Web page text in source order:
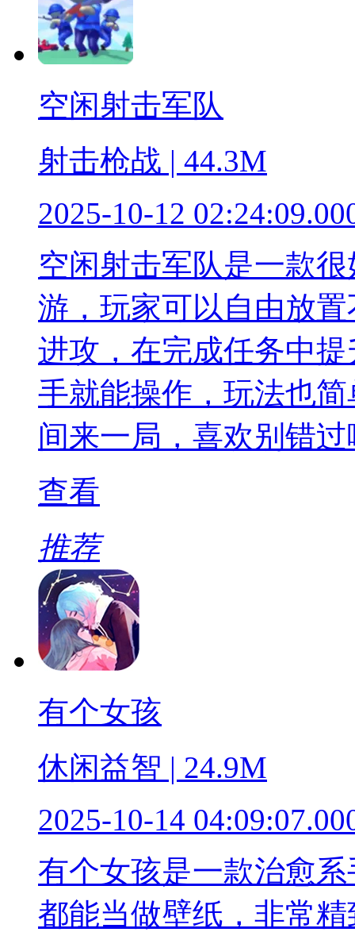
空闲射击军队
射击枪战 | 44.3M
2025-10-12
空闲射击军队是一款
游，玩家可以自由放
进攻，在完成任务中
手就能操作，玩法也
间来一局，喜欢别错过
查看
推荐
有个女孩
休闲益智 | 24.9M
2025-10-14
有个女孩是一款治愈
都能当做壁纸，非常